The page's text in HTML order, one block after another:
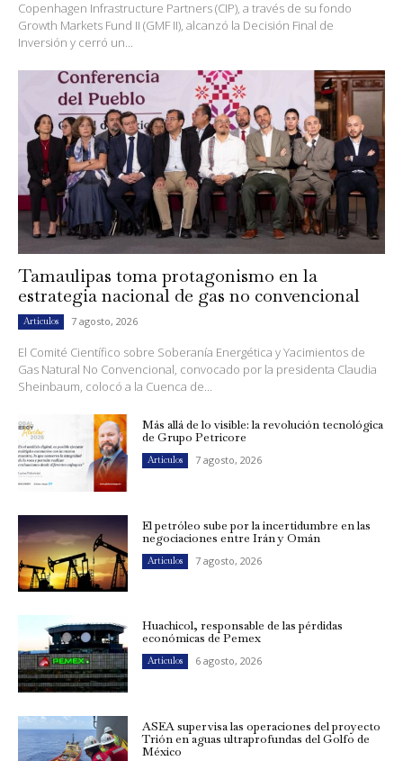
Copenhagen Infrastructure Partners (CIP), a través de su fondo
Growth Markets Fund II (GMF II), alcanzó la Decisión Final de
Inversión y cerró un...
Tamaulipas toma protagonismo en la
estrategia nacional de gas no convencional
Artículos 7 agosto, 2026
El Comité Científico sobre Soberanía Energética y Yacimientos de
Gas Natural No Convencional, convocado por la presidenta Claudia
Sheinbaum, colocó a la Cuenca de...
Más allá de lo visible: la revolución tecnológica
de Grupo Petricore
Artículos 7 agosto, 2026
El petróleo sube por la incertidumbre en las
negociaciones entre Irán y Omán
Artículos 7 agosto, 2026
Huachicol, responsable de las pérdidas
económicas de Pemex
Artículos 6 agosto, 2026
ASEA supervisa las operaciones del proyecto
Trión en aguas ultraprofundas del Golfo de
México